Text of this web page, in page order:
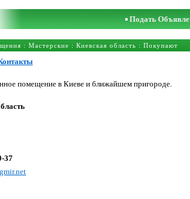
Подать
: Мастерские : Киевская область : Покупают
помещение в Киеве и ближайшем пригороде.
37